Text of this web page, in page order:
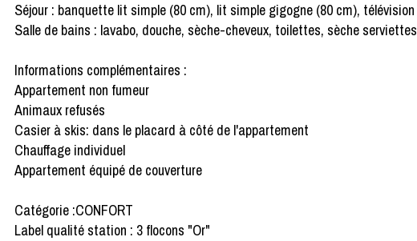
Séjour : banquette lit simple (80 cm), lit simple gigogne (80 cm), télévision
Salle de bains : lavabo, douche, sèche-cheveux, toilettes, sèche serviettes
Informations complémentaires :
Appartement non fumeur
Animaux refusés
Casier à skis: dans le placard à côté de l'appartement
Chauffage individuel
Appartement équipé de couverture
Catégorie :CONFORT
Label qualité station : 3 flocons "Or"